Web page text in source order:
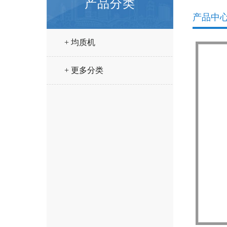
产品分类
+ 均质机
+ 更多分类
产品中